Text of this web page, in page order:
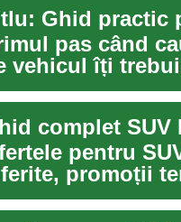
Ghid practic
pas când
vehicul îți
pentru
promoții
de...